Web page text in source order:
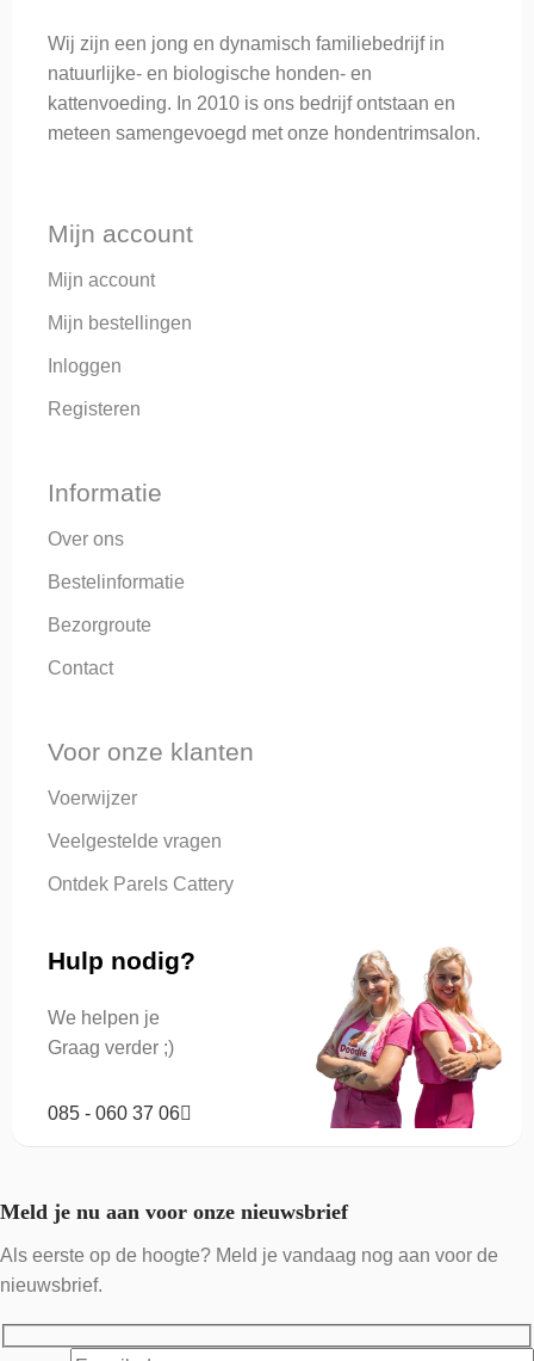
uitmaakt van de gezondheid e/o het herstel van de hond of kat.
Een mooier compliment kunnen we niet krijgen!
Wij zijn een jong en dynamisch familiebedrijf in
natuurlijke- en biologische honden- en
kattenvoeding. In 2010 is ons bedrijf ontstaan en
meteen samengevoegd met onze hondentrimsalon.
Mijn account
Mijn account
Mijn bestellingen
Inloggen
Registeren
Informatie
Over ons
Bestelinformatie
Bezorgroute
Contact
Voor onze klanten
Voerwijzer
Veelgestelde vragen
Ontdek Parels Cattery
Hulp nodig?
We helpen je
Graag verder ;)
085 - 060 37 06
Meld je nu aan voor onze nieuwsbrief
Als eerste op de hoogte? Meld je vandaag nog aan voor de
nieuwsbrief.